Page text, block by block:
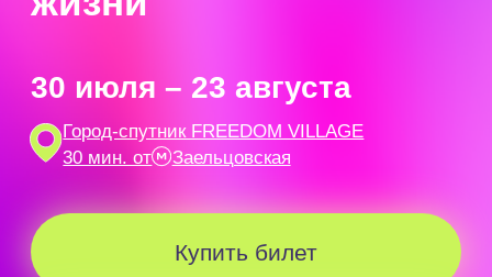
Город-спутник FREEDOM VILLAGE
Купить билет
Мероприятия